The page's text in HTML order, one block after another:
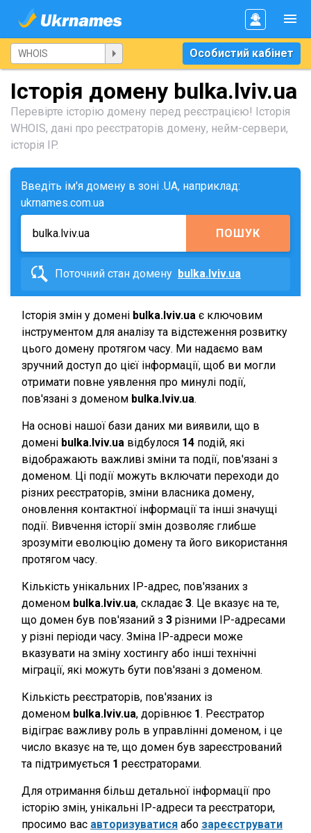
Особистий кабінет
Історія домену bulka.lviv.ua
Перевірте історію домену перед реєстрацією! Історія
WHOIS, дані про реєстраторів домену, нейм-сервери,
історія IP.
Введіть ім'я домену в зоні .UA, наприклад:
ukrnames.com.ua
ПОШУК
Поточний стан домену bulka.lviv.ua
Історія змін у домені bulka.lviv.ua є ключовим
інструментом для аналізу та відстеження розвитку
цього домену протягом часу. Ми надаємо вам
зручний доступ до цієї інформації, щоб ви могли
отримати повне уявлення про минулі події,
пов'язані з доменом bulka.lviv.ua.
На основі нашої бази даних ми виявили, що в
домені bulka.lviv.ua відбулося 14 подій, які
відображають важливі зміни та події, пов'язані з
доменом. Ці події можуть включати переходи до
різних реєстраторів, зміни власника домену,
оновлення контактної інформації та інші значущі
події. Вивчення історії змін дозволяє глибше
зрозуміти еволюцію домену та його використання
протягом часу.
Кількість унікальних IP-адрес, пов'язаних з
доменом bulka.lviv.ua, складає 3. Це вказує на те,
що домен був пов'язаний з 3 різними IP-адресами
у різні періоди часу. Зміна IP-адреси може
вказувати на зміну хостингу або інші технічні
міграції, які можуть бути пов'язані з доменом.
Кількість реєстраторів, пов'язаних із
доменом bulka.lviv.ua, дорівнює 1. Реєстратор
відіграє важливу роль в управлінні доменом, і це
число вказує на те, що домен був зареєстрований
та підтримується 1 реєстраторами.
Для отримання більш детальної інформації про
історію змін, унікальні IP-адреси та реєстратори,
просимо вас авторизуватися або зареєструвати